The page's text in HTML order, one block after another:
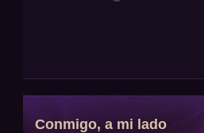
Conmigo, a mi lado